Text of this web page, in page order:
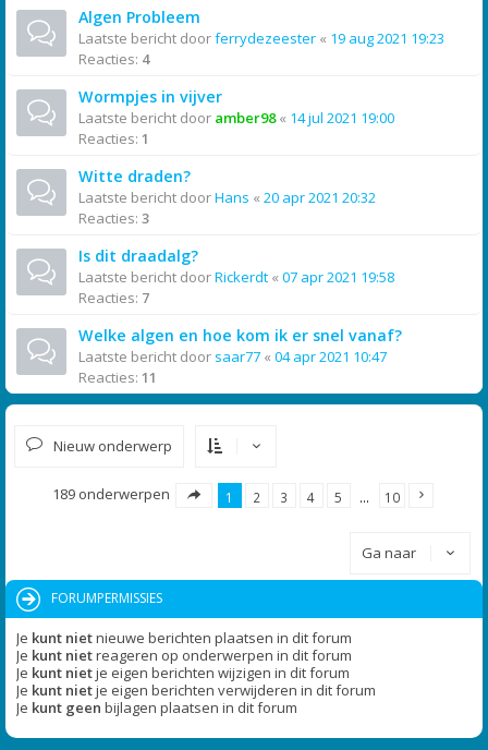
Algen Probleem
Laatste bericht doorferrydezeester « 19 aug 2021 19:23
Reacties: 4
Wormpjes in vijver
Laatste bericht door amber98« 14 jul 2021 19:00
Reacties: 1
Witte draden?
Laatste bericht doorHans « 20 apr 2021 20:32
Reacties: 3
Is dit draadalg?
Laatste bericht doorRickerdt « 07 apr 2021 19:58
Reacties: 7
Welke algen en hoe kom ik er snel vanaf?
Laatste bericht door saar77 « 04 apr 2021 10:47
Reacties: 11
Nieuw onderwerp
189 onderwerpen 1 2 3 4 5 … 10
Ga naar
FORUMPERMISSIES
Je kunt nietnieuwe berichten plaatsen in dit forum
Je kunt nietreageren op onderwerpen in dit forum
Je kunt nietje eigen berichten wijzigen in dit forum
Je kunt nietje eigen berichten verwijderen in dit forum
Je kunt geen bijlagen plaatsen in dit forum